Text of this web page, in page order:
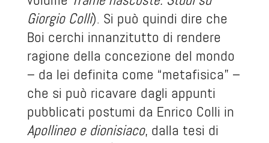
Giorgio Colli). Si può quindi dire che
Boi cerchi innanzitutto di rendere
ragione della concezione del mondo
– da lei definita come “metafisica” –
che si può ricavare dagli appunti
pubblicati postumi da Enrico Colli in
Apollineo e dionisiaco, dalla tesi di